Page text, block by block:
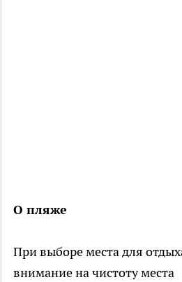
О пляже
При выборе места для
внимание на чистоту места